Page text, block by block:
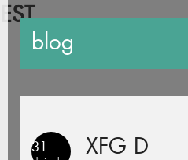
EST
blog
31 XFG D